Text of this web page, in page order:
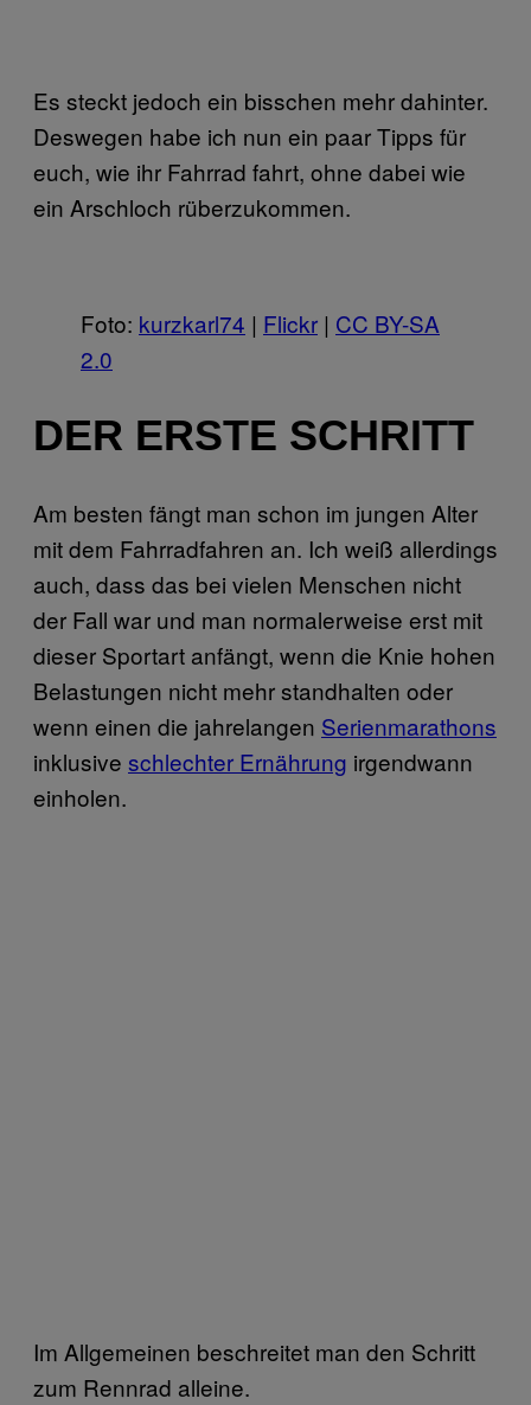
Es steckt jedoch ein bisschen mehr dahinter.
Deswegen habe ich nun ein paar Tipps für
euch, wie ihr Fahrrad fahrt, ohne dabei wie
ein Arschloch rüberzukommen.
Foto: kurzkarl74 | Flickr | CC BY-SA
2.0
DER ERSTE SCHRITT
Am besten fängt man schon im jungen Alter
mit dem Fahrradfahren an. Ich weiß allerdings
auch, dass das bei vielen Menschen nicht
der Fall war und man normalerweise erst mit
dieser Sportart anfängt, wenn die Knie hohen
Belastungen nicht mehr standhalten oder
wenn einen die jahrelangen Serienmarathons
inklusive schlechter Ernährung irgendwann
einholen.
Im Allgemeinen beschreitet man den Schritt
zum Rennrad alleine.